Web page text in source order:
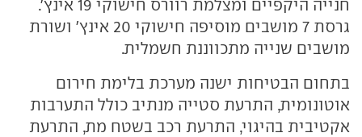
חנייה היקפיים ומצלמת רוורס חישוקי 19 אינץ'.
גרסת 7 מושבים מוסיפה חישוקי 20 אינץ' ושורת
מושבים שנייה מתכווננת חשמלית.
בתחום הבטיחות ישנה מערכת בלימת חירום
אוטונומית, התרעת סטייה מנתיב כולל התערבות
אקטיבית בהיגוי, התרעת רכב בשטח מת, התרעת